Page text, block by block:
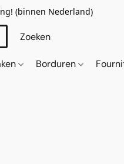
(binnen Nederland)
Borduren